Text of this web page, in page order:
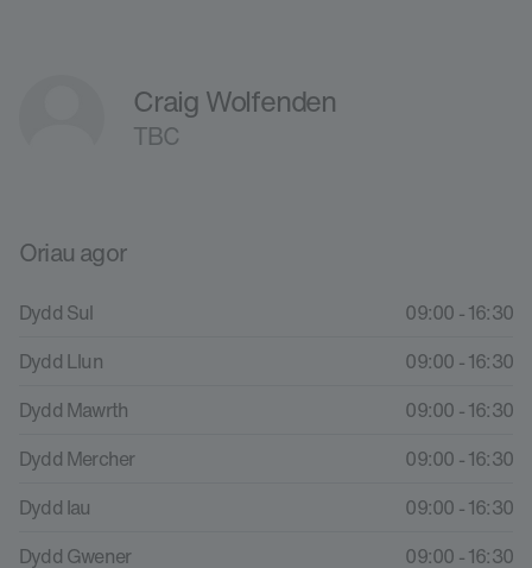
Craig Wolfenden
TBC
Oriau agor
Dydd Sul
09:00 - 16:30
Dydd Llun
09:00 - 16:30
Dydd Mawrth
09:00 - 16:30
Dydd Mercher
09:00 - 16:30
Dydd Iau
09:00 - 16:30
Dydd Gwener
09:00 - 16:30